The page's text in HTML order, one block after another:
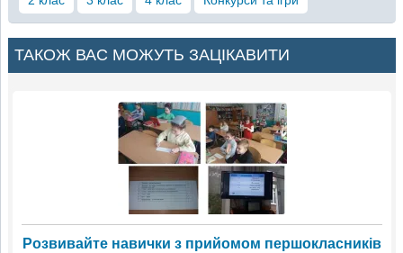
ТАКОЖ ВАС МОЖУТЬ ЗАЦІКАВИТИ
Розвивайте навички з прийомом першокласників